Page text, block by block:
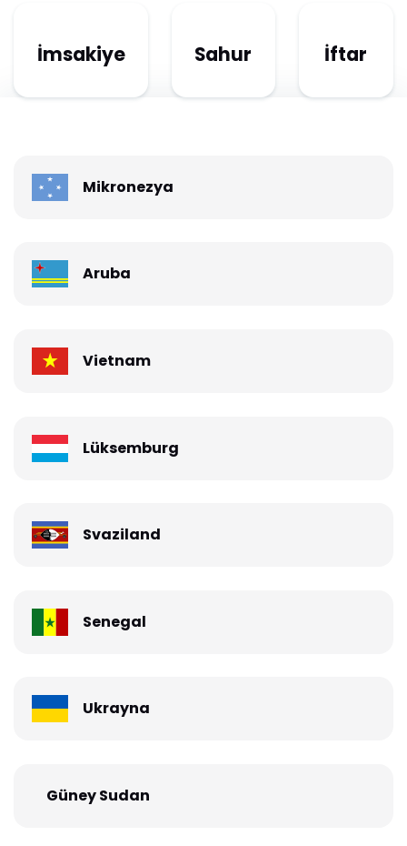
İmsakiye Sahur İftar
Mikronezya
Aruba
Vietnam
Lüksemburg
Svaziland
Senegal
Ukrayna
Güney Sudan